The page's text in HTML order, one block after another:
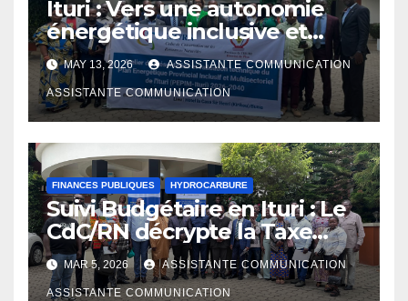
Ituri : Vers une autonomie
énergétique inclusive et
multisectorielle à l’horizon
2030
MAY 13, 2026 ASSISTANTE COMMUNICATION
ASSISTANTE COMMUNICATION
FINANCES PUBLIQUES HYDROCARBURE
Suivi Budgétaire en Ituri : Le
CdC/RN décrypte la Taxe
Conventionnelle FEC-
Gouvernement Provincial
MAR 5, 2026 ASSISTANTE COMMUNICATION
ASSISTANTE COMMUNICATION